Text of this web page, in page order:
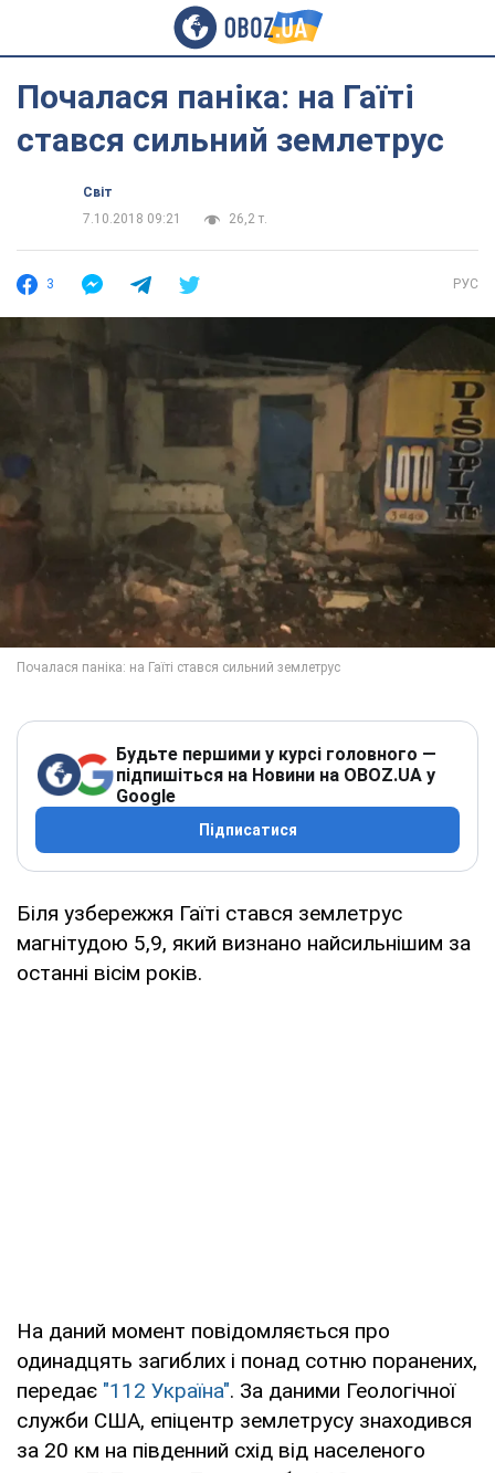
Почалася паніка: на Гаїті
стався сильний землетрус
Світ
7.10.2018 09:21
26,2 т.
3 РУС
Будьте першими у курсі головного —
підпишіться на Новини на OBOZ.UA у
Google
Підписатися
Біля узбережжя Гаїті стався землетрус
магнітудою 5,9, який визнано найсильнішим за
останні вісім років.
На даний момент повідомляється про
одинадцять загиблих і понад сотню поранених,
передає "112 Україна". За даними Геологічної
служби США, епіцентр землетрусу знаходився
за 20 км на південний схід від населеного